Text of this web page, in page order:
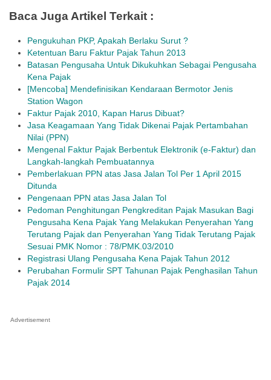
Baca Juga Artikel Terkait :
Pengukuhan PKP, Apakah Berlaku Surut ?
Ketentuan Baru Faktur Pajak Tahun 2013
Batasan Pengusaha Untuk Dikukuhkan Sebagai Pengusaha
Kena Pajak
[Mencoba] Mendefinisikan Kendaraan Bermotor Jenis
Station Wagon
Faktur Pajak 2010, Kapan Harus Dibuat?
Jasa Keagamaan Yang Tidak Dikenai Pajak Pertambahan
Nilai (PPN)
Mengenal Faktur Pajak Berbentuk Elektronik (e-Faktur) dan
Langkah-langkah Pembuatannya
Pemberlakuan PPN atas Jasa Jalan Tol Per 1 April 2015
Ditunda
Pengenaan PPN atas Jasa Jalan Tol
Pedoman Penghitungan Pengkreditan Pajak Masukan Bagi
Pengusaha Kena Pajak Yang Melakukan Penyerahan Yang
Terutang Pajak dan Penyerahan Yang Tidak Terutang Pajak
Sesuai PMK Nomor : 78/PMK.03/2010
Registrasi Ulang Pengusaha Kena Pajak Tahun 2012
Perubahan Formulir SPT Tahunan Pajak Penghasilan Tahun
Pajak 2014
Advertisement